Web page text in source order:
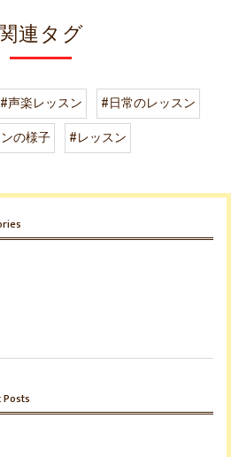
連タグ
#声楽レッスン
#日常のレッスン
の様子
#レッスン